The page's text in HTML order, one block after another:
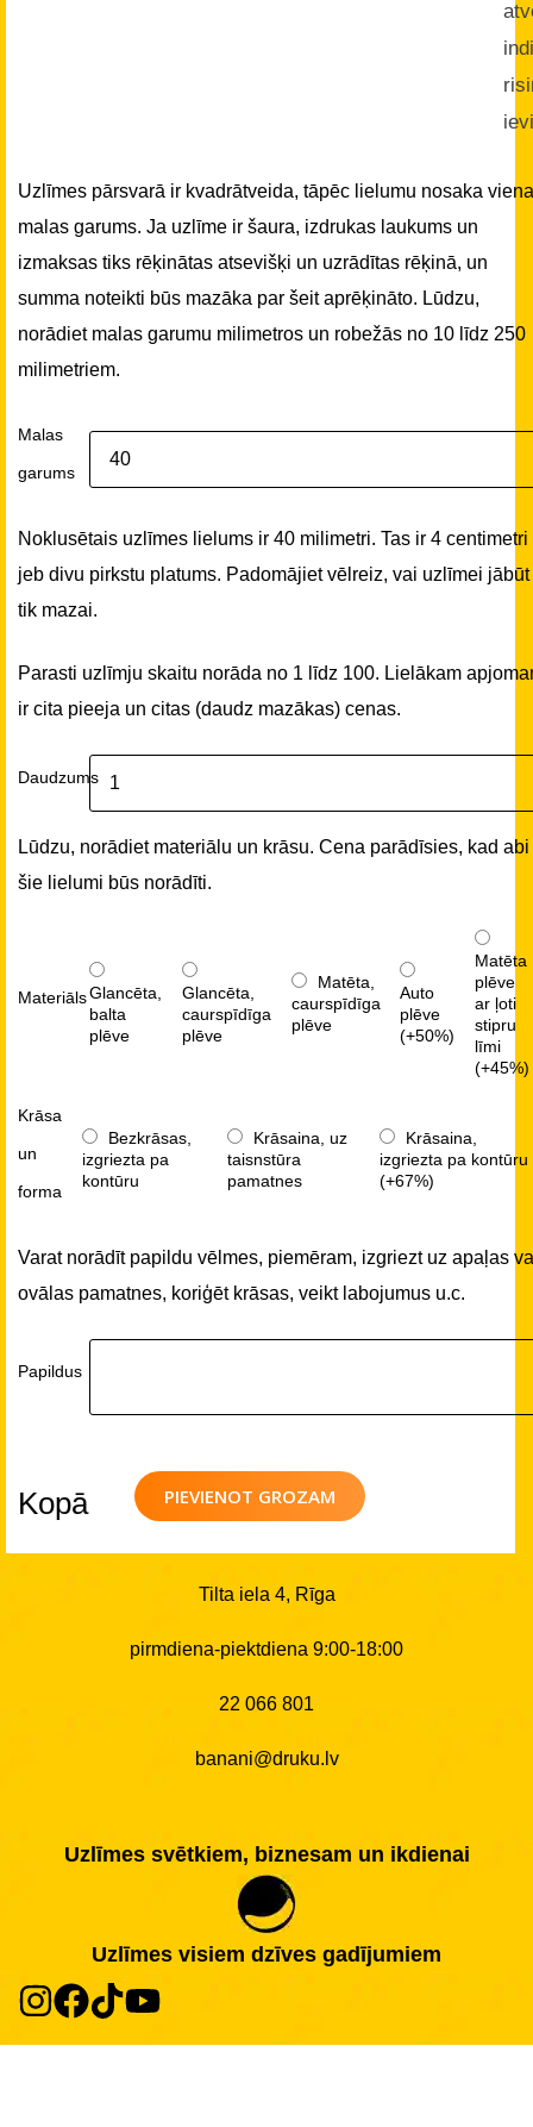
Uzlīmes pārsvarā ir kvadrātveida, tāpēc lielumu nosaka
malas garums. Ja uzlīme ir šaura, izdrukas laukums un
izmaksas tiks rēķinātas atsevišķi un uzrādītas rēķinā, un
summa noteikti būs mazāka par šeit aprēķināto. Lūdzu,
norādiet malas garumu milimetros un robežās no 10 līdz 250
milimetriem.
Malas
garums
Noklusētais uzlīmes lielums ir 40 milimetri. Tas ir 4 centimetri
jeb divu pirkstu platums. Padomājiet vēlreiz, vai uzlīmei jābūt
tik mazai.
Parasti uzlīmju skaitu norāda no 1 līdz 100. Lielākam
ir cita pieeja un citas (daudz mazākas) cenas.
Daudzums
Lūdzu, norādiet materiālu un krāsu. Cena parādīsies, kad abi
šie lielumi būs norādīti.
MateriālsGlancēta,
balta
plēve
Glancēta,
caurspīdīga
plēve
Matēta,
caurspīdīga
plēve
Auto
plēve
(+50%)
Matēta
plēve
ar ļoti
stipru
līmi
(+45%)
Krāsa
un
forma
Bezkrāsas,
izgriezta pa
kontūru
Krāsaina, uz
taisnstūra
pamatnes
Krāsaina,
izgriezta pa kontūru
(+67%)
Varat norādīt papildu vēlmes, piemēram, izgriezt uz apaļas
ovālas pamatnes, koriģēt krāsas, veikt labojumus u.c.
Papildus
PIEVIENOT GROZAM
Kopā
Tilta iela 4, Rīga
pirmdiena-piektdiena 9:00-18:00
22 066 801
banani@druku.lv
Uzlīmes svētkiem, biznesam un ikdienai
Uzlīmes visiem dzīves gadījumiem